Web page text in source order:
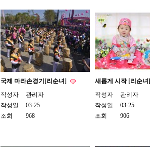
국제 마라손경기[리순녀]
작성자
관리자
작성일
03-25
조회
968
새롭게 시작 [리순녀]
작성자
관리자
작성일
03-25
조회
906